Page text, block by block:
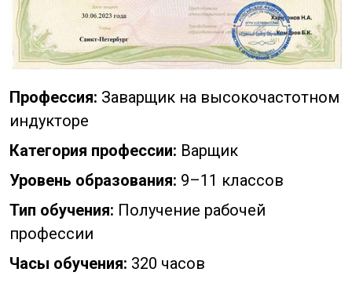
Профессия: Заварщик на высокочастотном
индукторе
Категория профессии: Варщик
Уровень образования: 9–11 классов
Тип обучения: Получение рабочей
профессии
Часы обучения: 320 часов